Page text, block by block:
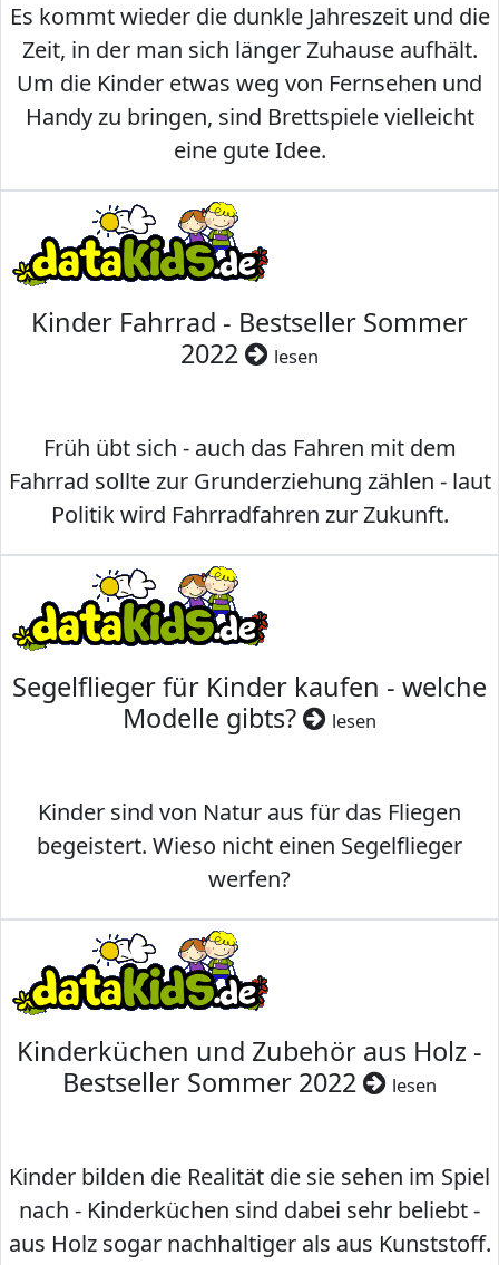
Es kommt wieder die dunkle Jahreszeit und die
Zeit, in der man sich länger Zuhause aufhält.
Um die Kinder etwas weg von Fernsehen und
Handy zu bringen, sind Brettspiele vielleicht
eine gute Idee.
Kinder Fahrrad - Bestseller Sommer
2022
lesen
Früh übt sich - auch das Fahren mit dem
Fahrrad sollte zur Grunderziehung zählen - laut
Politik wird Fahrradfahren zur Zukunft.
Segelflieger für Kinder kaufen - welche
Modelle gibts?
lesen
Kinder sind von Natur aus für das Fliegen
begeistert. Wieso nicht einen Segelflieger
werfen?
Kinderküchen und Zubehör aus Holz -
Bestseller Sommer 2022
lesen
Kinder bilden die Realität die sie sehen im Spiel
nach - Kinderküchen sind dabei sehr beliebt -
aus Holz sogar nachhaltiger als aus Kunststoff.